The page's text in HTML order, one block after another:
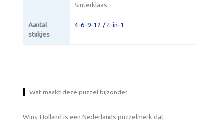
Sinterklaas
Aantal
stukjes
4-6-9-12 / 4-in-1
Wat maakt deze puzzel bijzonder
Wins-Holland is een Nederlands puzzelmerk dat